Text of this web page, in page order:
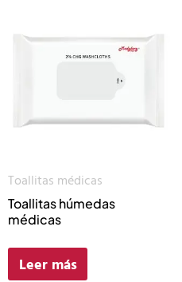
Toallitas médicas
Toallitas húmedas
médicas
Leer más